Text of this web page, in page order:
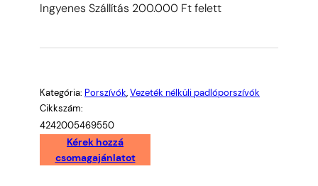
nélküli
fehér
mennyiség
Ingyenes Szállítás 200.000 Ft felett
Cikkszám:
4242005469550
Kategória: Porszívók, Vezeték nélküli padlóporszívók
Kérek hozzá
csomagajánlatot